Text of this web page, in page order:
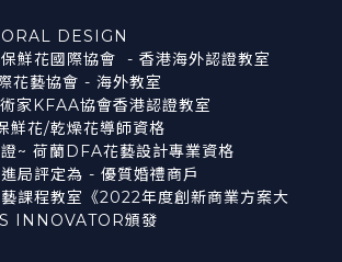
DESIGN
花國際協會 - 香港海外認證教室
藝協會 - 海外教室
家KFAA協會香港認證教室
花/乾燥花導師資格
~ 荷蘭DFA花藝設計專業資格
局評定為 - 優質婚禮商戶
課程教室《2022年度創新商業方案大
INNOVATOR頒發